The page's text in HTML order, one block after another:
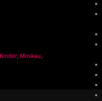
Kinder, Moskau,